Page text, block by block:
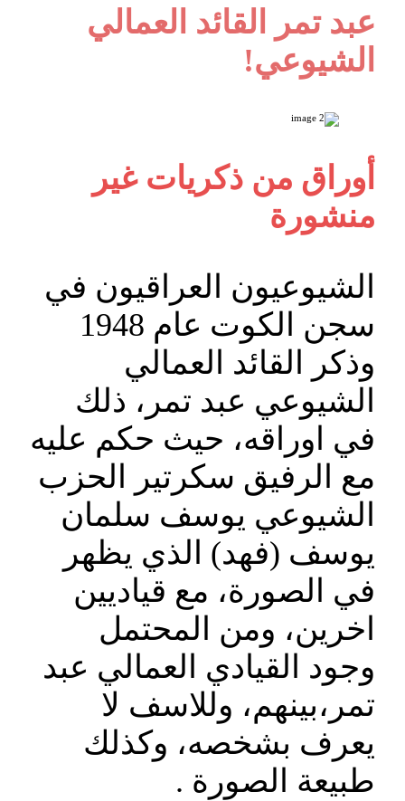
عبد تمر القائد العمالي
الشيوعي!
أوراق من ذكريات غير
منشورة
الشيوعيون العراقيون في
سجن الكوت عام 1948
وذكر القائد العمالي
الشيوعي عبد تمر، ذلك
في اوراقه، حيث حكم عليه
مع الرفيق سكرتير الحزب
الشيوعي يوسف سلمان
يوسف (فهد) الذي يظهر
في الصورة، مع قياديين
اخرين، ومن المحتمل
وجود القيادي العمالي عبد
تمر،بينهم، وللاسف لا
يعرف بشخصه، وكذلك
طبيعة الصورة .